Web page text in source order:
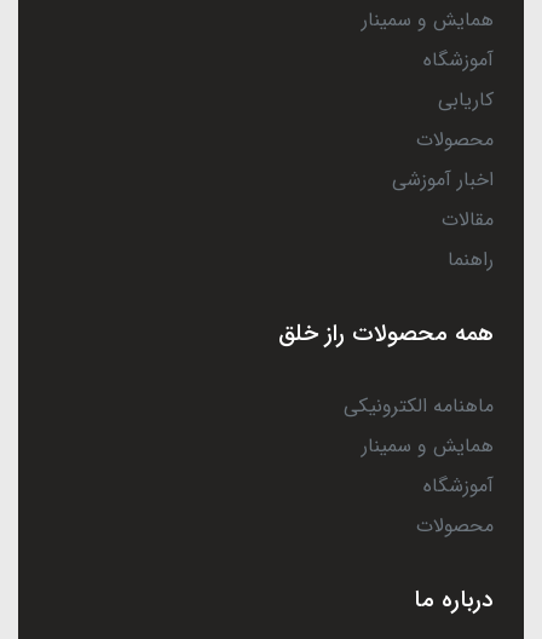
همایش و سمینار
آموزشگاه
کاریابی
محصولات
اخبار آموزشی
مقالات
راهنما
همه محصولات راز خلق
ماهنامه الکترونیکی
همایش و سمینار
آموزشگاه
محصولات
درباره ما